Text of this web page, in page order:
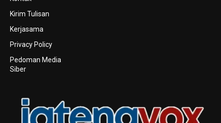
Kirim Tulisan
Kerjasama
Privacy Policy
Pedoman Media
Siber